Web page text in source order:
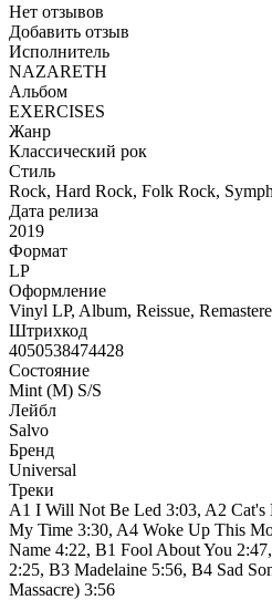
Нет отзывов
Добавить отзыв
Исполнитель
NAZARETH
Альбом
EXERCISES
Жанр
Классический рок
Стиль
Rock, Hard Rock, Folk Rock,
Дата релиза
2019
Формат
LP
Оформление
Vinyl LP, Album, Reissue,
Штрихкод
4050538474428
Состояние
Mint (M) S/S
Лейбл
Salvo
Бренд
Universal
Треки
A1 I Will Not Be Led 3:03, A2 Cat's
My Time 3:30, A4 Woke Up This
Name 4:22, B1 Fool About You
2:25, B3 Madelaine 5:56, B4 Sad
Massacre) 3:56